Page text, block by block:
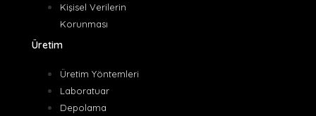
Kişisel Verilerin
Korunması
Üretim
Üretim Yöntemleri
Laboratuar
Depolama